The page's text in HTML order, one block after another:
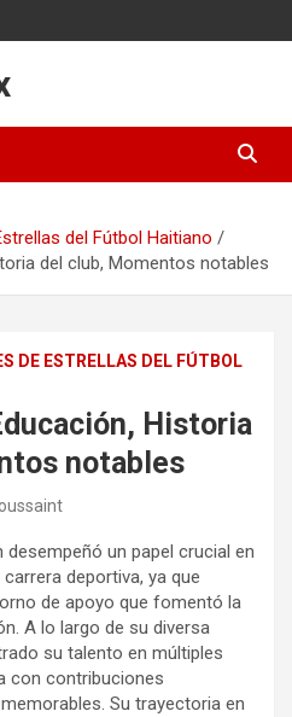
del Fútbol Haitiano
del club, Momentos notables
DE ESTRELLAS DEL FÚTBOL
Historia
notables
un papel crucial en
deportiva, ya que
de apoyo que fomentó la
A lo largo de su diversa
su talento en múltiples
con contribuciones
Su trayectoria en